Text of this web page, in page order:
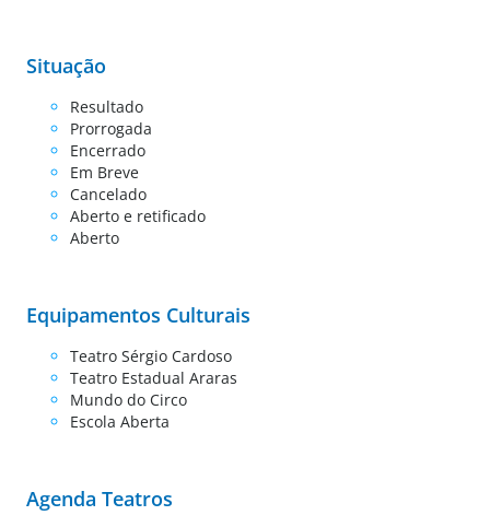
Situação
Resultado
Prorrogada
Encerrado
Em Breve
Cancelado
Aberto e retificado
Aberto
Equipamentos Culturais
Teatro Sérgio Cardoso
Teatro Estadual Araras
Mundo do Circo
Escola Aberta
Agenda Teatros